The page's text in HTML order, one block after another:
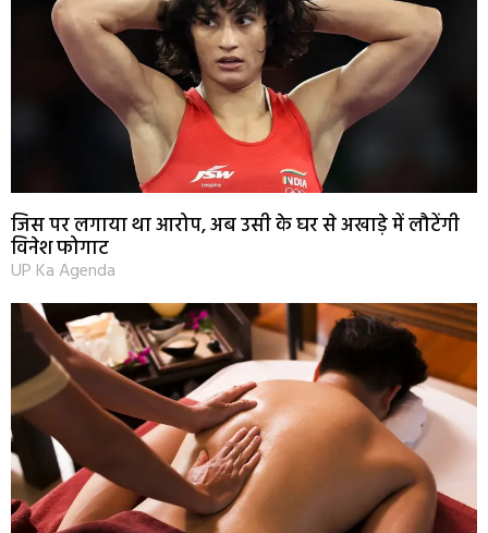
जिस पर लगाया था आरोप, अब उसी के घर से अखाड़े में लौटेंगी
विनेश फोगाट
UP Ka Agenda